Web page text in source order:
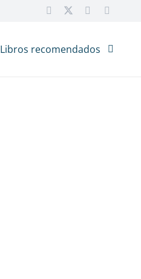
Libros recomendados